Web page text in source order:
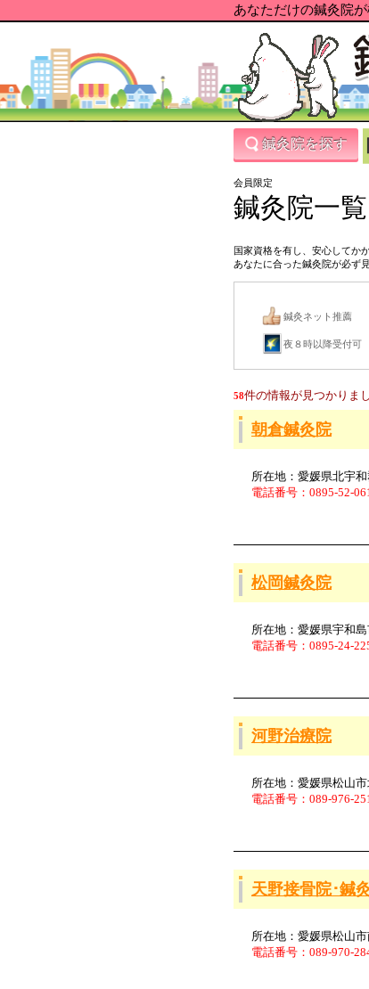
あなただけの鍼灸院
鍼灸院を探す
会員限定
鍼灸院一覧
国家資格を有し、安心してか
あなたに合った鍼灸院が必ず
鍼灸ネット推薦
夜８時以降受付可
58件の情報が見つかりま
朝倉鍼灸院
所在地：愛媛県北宇
電話番号：0895-52-
松岡鍼灸院
所在地：愛媛県宇和
電話番号：0895-24-
河野治療院
所在地：愛媛県松山
電話番号：089-976-
天野接骨院･鍼
所在地：愛媛県松山
電話番号：089-970-